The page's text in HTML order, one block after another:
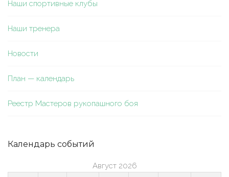
Наши спортивные клубы
Наши тренера
Новости
План — календарь
Реестр Мастеров рукопашного боя
Календарь событий
Август 2026